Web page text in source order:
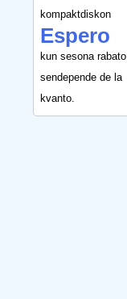
kompaktdiskon
Espero
kun sesona rabato
sendepende de la
kvanto.